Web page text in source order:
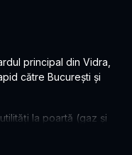
principal din Vidra,
către București și
la poartă (gaz și
birou, mică